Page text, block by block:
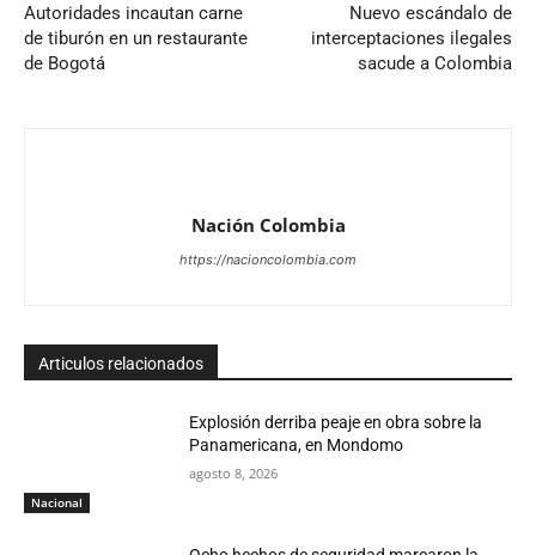
Autoridades incautan carne
de tiburón en un restaurante
de Bogotá
Nuevo escándalo de
interceptaciones ilegales
sacude a Colombia
Nación Colombia
https://nacioncolombia.com
Articulos relacionados
Nacional
Explosión derriba peaje en obra sobre la
Panamericana, en Mondomo
agosto 8, 2026